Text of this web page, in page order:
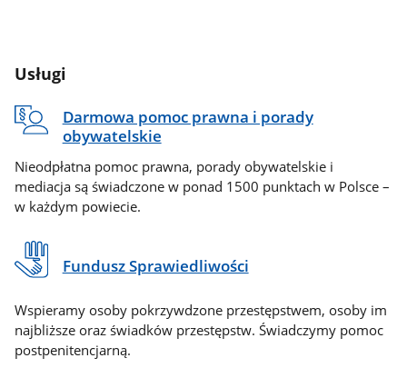
Usługi
Darmowa pomoc prawna i porady
obywatelskie
Nieodpłatna pomoc prawna, porady obywatelskie i
mediacja są świadczone w ponad 1500 punktach w Polsce –
w każdym powiecie.
Fundusz Sprawiedliwości
Wspieramy osoby pokrzywdzone przestępstwem, osoby im
najbliższe oraz świadków przestępstw. Świadczymy pomoc
postpenitencjarną.